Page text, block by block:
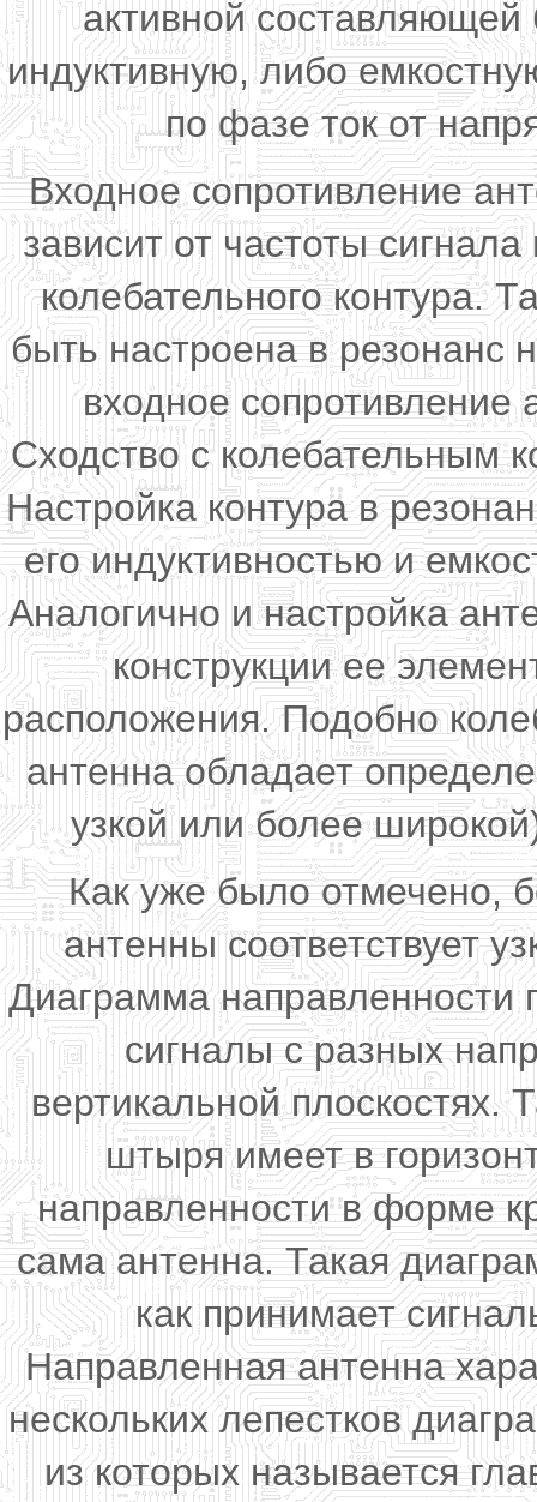
активной составляющей
индуктивную, либо
по фазе ток от
Входное сопротивление
зависит от частоты
колебательного контура.
быть настроена в резонанс
входное сопротивление
Сходство с колебательным
Настройка контура в
его индуктивностью и
Аналогично и настройка
конструкции ее
расположения. Подобно
антенна обладает
узкой или более
Как уже было отмечено,
антенны соответствует
Диаграмма направленности
сигналы с разных
вертикальной плоскостях.
штыря имеет в
направленности в форме
сама антенна. Такая
как принимает
Направленная антенна
нескольких лепестков
из которых называется